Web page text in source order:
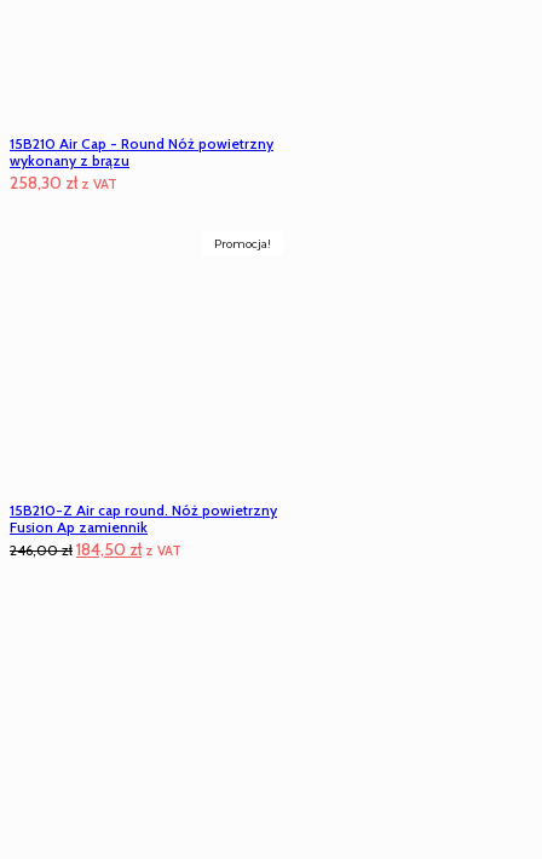
15B210 Air Cap - Round Nóż powietrzny
wykonany z brązu
258,30 zł z VAT
Promocja!
15B210-Z Air cap round. Nóż powietrzny
Fusion Ap zamiennik
246,00zł Pierwotna
184,50 złAktualna
z VAT